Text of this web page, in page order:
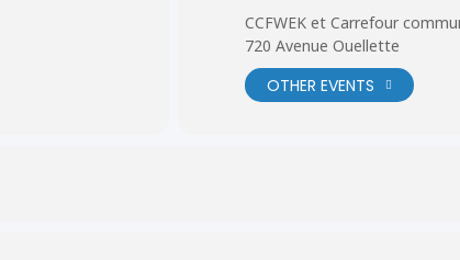
CCFWEK et Carrefour
720 Avenue Ouellette
OTHER EVENTS